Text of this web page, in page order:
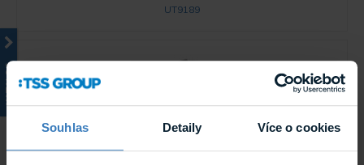
Souhlas Detaily Více o cookies
KATALOG
UT9189